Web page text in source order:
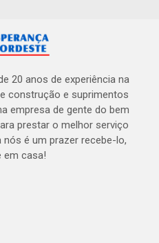
20 anos de experiência na
construção e suprimentos
empresa de gente do bem
prestar o melhor serviço
é um prazer recebe-lo,
em casa!